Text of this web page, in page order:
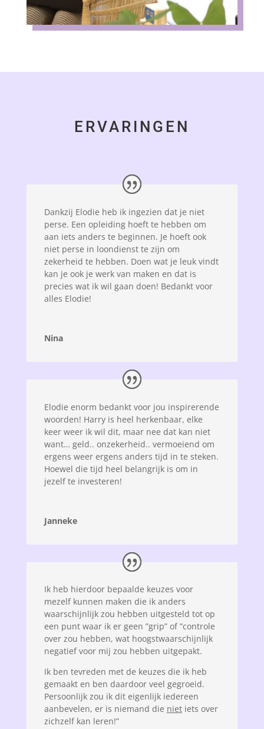
ERVARINGEN
Dankzij Elodie heb ik ingezien dat je niet
perse. Een opleiding hoeft te hebben om
aan iets anders te beginnen. Je hoeft ook
niet perse in loondienst te zijn om
zekerheid te hebben. Doen wat je leuk vindt
kan je ook je werk van maken en dat is
precies wat ik wil gaan doen! Bedankt voor
alles Elodie!
Nina
Elodie enorm bedankt voor jou inspirerende
woorden! Harry is heel herkenbaar, elke
keer weer ik wil dit, maar nee dat kan niet
want… geld.. onzekerheid.. vermoeiend om
ergens weer ergens anders tijd in te steken.
Hoewel die tijd heel belangrijk is om in
jezelf te investeren!
Janneke
Ik heb hierdoor bepaalde keuzes voor
mezelf kunnen maken die ik anders
waarschijnlijk zou hebben uitgesteld tot op
een punt waar ik er geen ”grip” of ”controle
over zou hebben, wat hoogstwaarschijnlijk
negatief voor mij zou hebben uitgepakt.
Ik ben tevreden met de keuzes die ik heb
gemaakt en ben daardoor veel gegroeid.
Persoonlijk zou ik dit eigenlijk iedereen
aanbevelen, er is niemand die nietiets over
zichzelf kan leren!”